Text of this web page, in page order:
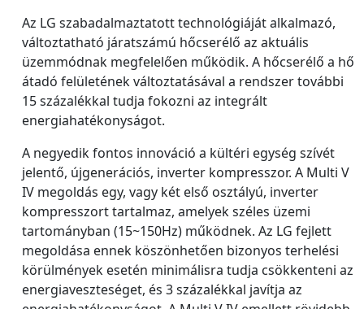
Az LG szabadalmaztatott technológiáját alkalmazó,
változtatható járatszámú hőcserélő az aktuális
üzemmódnak megfelelően működik. A hőcserélő a hő
átadó felületének változtatásával a rendszer további
15 százalékkal tudja fokozni az integrált
energiahatékonyságot.
A negyedik fontos innováció a kültéri egység szívét
jelentő, újgenerációs, inverter kompresszor. A Multi V
IV megoldás egy, vagy két első osztályú, inverter
kompresszort tartalmaz, amelyek széles üzemi
tartományban (15~150Hz) működnek. Az LG fejlett
megoldása ennek köszönhetően bizonyos terhelési
körülmények esetén minimálisra tudja csökkenteni az
energiaveszteséget, és 3 százalékkal javítja az